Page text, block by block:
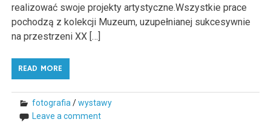
realizować swoje projekty artystyczne.Wszystkie prace
pochodzą z kolekcji Muzeum, uzupełnianej sukcesywnie
na przestrzeni XX […]
READ MORE
fotografia/wystawy
Leave a comment